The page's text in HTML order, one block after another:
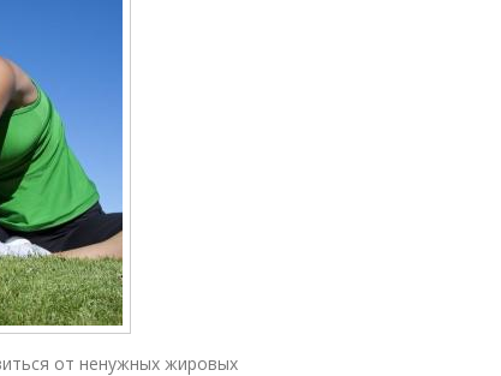
от ненужных жировых